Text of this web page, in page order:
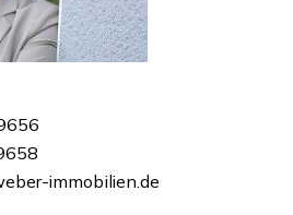
immobilien.de